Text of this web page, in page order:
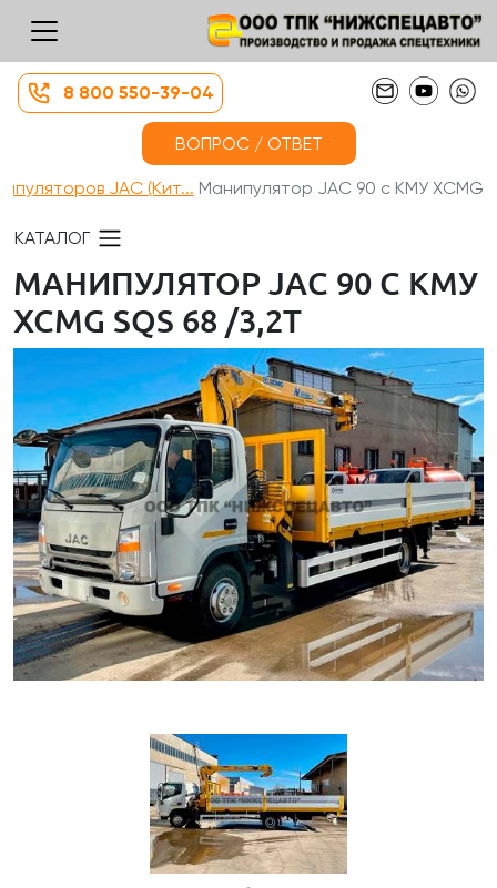
8 800 550-39-04
ВОПРОС / ОТВЕТ
JAC (Кит... Манипулятор JAC 90 с КМУ XCMG ...
КАТАЛОГ
МАНИПУЛЯТОР JAC 90 С КМУ
XCMG SQS 68 /3,2Т